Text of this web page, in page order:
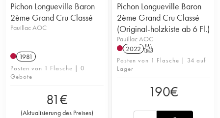
Pichon Longueville Baron
2ème Grand Cru Classé
Pauillac AOC
1981
Posten von 1 Flasche | 0
Gebote
81€
(Aktualisierung des Preises)
Pichon Longueville Baron
2ème Grand Cru Classé
(Original-holzkiste ab 6 Fl.)
Pauillac AOC
2022 T
Posten von 1 Flasche | 34 auf
Lager
190€